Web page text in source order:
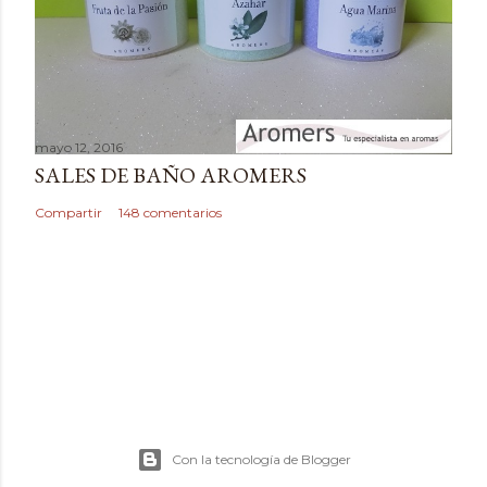
o
mayo 12, 2016
SALES DE BAÑO AROMERS
Compartir 148 comentarios
Con la tecnología de Blogger